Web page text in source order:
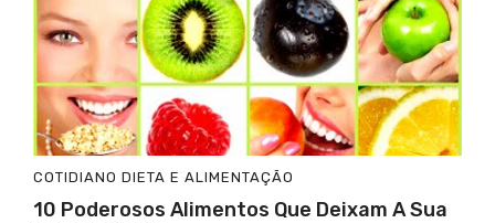
COTIDIANO DIETA E ALIMENTAÇÃO
10 Poderosos Alimentos Que Deixam A Sua